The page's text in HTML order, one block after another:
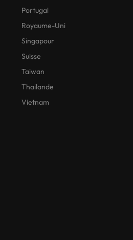
Portugal
Royaume-Uni
Singapour
Suisse
Taiwan
Thailande
Vietnam